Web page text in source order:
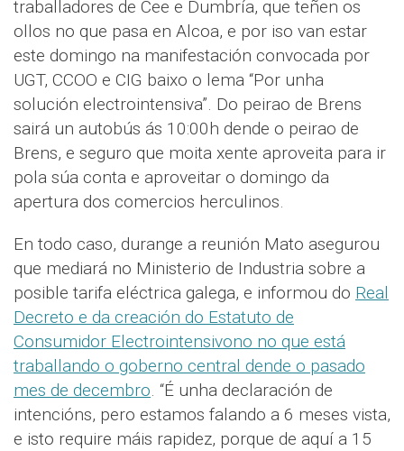
traballadores de Cee e Dumbría, que teñen os
ollos no que pasa en Alcoa, e por iso van estar
este domingo na manifestación convocada por
UGT, CCOO e CIG baixo o lema “Por unha
solución electrointensiva”. Do peirao de Brens
sairá un autobús ás 10:00h dende o peirao de
Brens, e seguro que moita xente aproveita para ir
pola súa conta e aproveitar o domingo da
apertura dos comercios herculinos.
En todo caso, durange a reunión Mato asegurou
que mediará no Ministerio de Industria sobre a
posible tarifa eléctrica galega, e informou do Real
Decreto e da creación do Estatuto de
Consumidor Electrointensivono no que está
traballando o goberno central dende o pasado
mes de decembro. “É unha declaración de
intencións, pero estamos falando a 6 meses vista,
e isto require máis rapidez, porque de aquí a 15